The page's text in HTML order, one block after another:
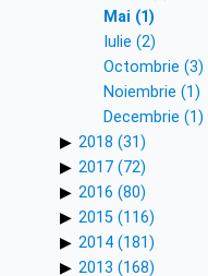
Mai (1)
Iulie (2)
Octombrie (3)
Noiembrie (1)
Decembrie (1)
2018 (31)
2017 (72)
2016 (80)
2015 (116)
2014 (181)
2013 (168)